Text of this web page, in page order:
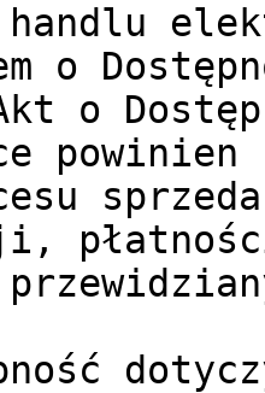
o
o
powinien